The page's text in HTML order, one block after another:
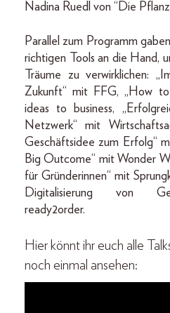
Nadina Ruedl von “Die
Parallel zum Programm
richtigen Tools an die Hand,
Träume zu verwirklichen:
Zukunft“ mit FFG, „How to
ideas to business,
Netzwerk“ mit
Geschäftsidee zum Erfolg“
Big Outcome“ mit Wonder
für Gründerinnen“ mit
Digitalisierung von
ready2order.
Hier könnt ihr euch alle
noch einmal ansehen: